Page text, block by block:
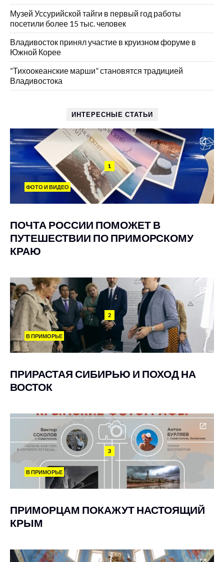
Музей Уссурийской тайги в первый год работы
посетили более 15 тыс. человек
Владивосток принял участие в круизном форуме в
Южной Корее
“Тихоокеанские марши” становятся традицией
Владивостока
ИНТЕРЕСНЫЕ СТАТЬИ
1
ФОТО И ВИДЕО
ПОЧТА РОССИИ ПОМОЖЕТ В
ПУТЕШЕСТВИИ ПО ПРИМОРСКОМУ
КРАЮ
2
В ПРИМОРЬЕ
ПРИРАСТАЯ СИБИРЬЮ И ПОХОД НА
ВОСТОК
3
В ПРИМОРЬЕ
ПРИМОРЦАМ ПОКАЖУТ НАСТОЯЩИЙ
КРЫМ